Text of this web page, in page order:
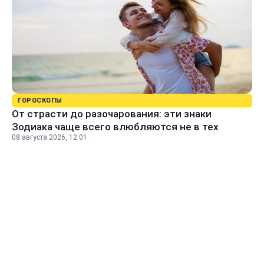
ГОРОСКОПЫ
От страсти до разочарования: эти знаки
Зодиака чаще всего влюбляются не в тех
08 августа 2026, 12:01